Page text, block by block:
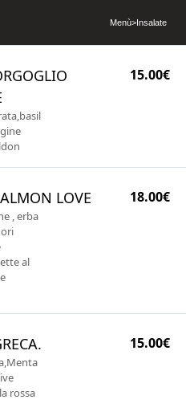
Menù>Insalate
15.00€
LOVE
, erba
al
18.00€
rossa
15.00€